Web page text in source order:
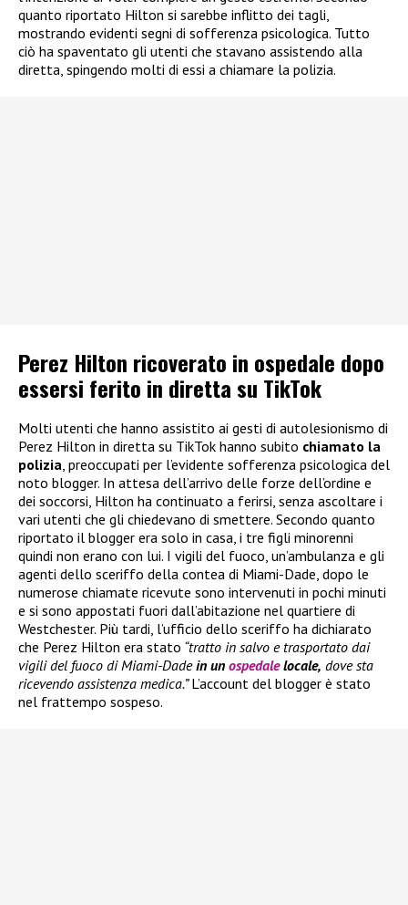
quanto riportato Hilton si sarebbe inflitto dei tagli,
mostrando evidenti segni di sofferenza psicologica. Tutto
ciò ha spaventato gli utenti che stavano assistendo alla
diretta, spingendo molti di essi a chiamare la polizia.
Perez Hilton ricoverato in ospedale dopo
essersi ferito in diretta su TikTok
Molti utenti che hanno assistito ai gesti di autolesionismo di
Perez Hilton in diretta su TikTok hanno subito chiamato la
polizia , preoccupati per l’evidente sofferenza psicologica del
noto blogger. In attesa dell’arrivo delle forze dell’ordine e
dei soccorsi, Hilton ha continuato a ferirsi, senza ascoltare i
vari utenti che gli chiedevano di smettere. Secondo quanto
riportato il blogger era solo in casa, i tre figli minorenni
quindi non erano con lui. I vigili del fuoco, un’ambulanza e gli
agenti dello sceriffo della contea di Miami-Dade, dopo le
numerose chiamate ricevute sono intervenuti in pochi minuti
e si sono appostati fuori dall’abitazione nel quartiere di
Westchester. Più tardi, l’ufficio dello sceriffo ha dichiarato
che Perez Hilton era stato “tratto in salvo e trasportato dai
vigili del fuoco di Miami-Dadein un ospedalelocale, dove sta
ricevendo assistenza medica.”L’account del blogger è stato
nel frattempo sospeso.